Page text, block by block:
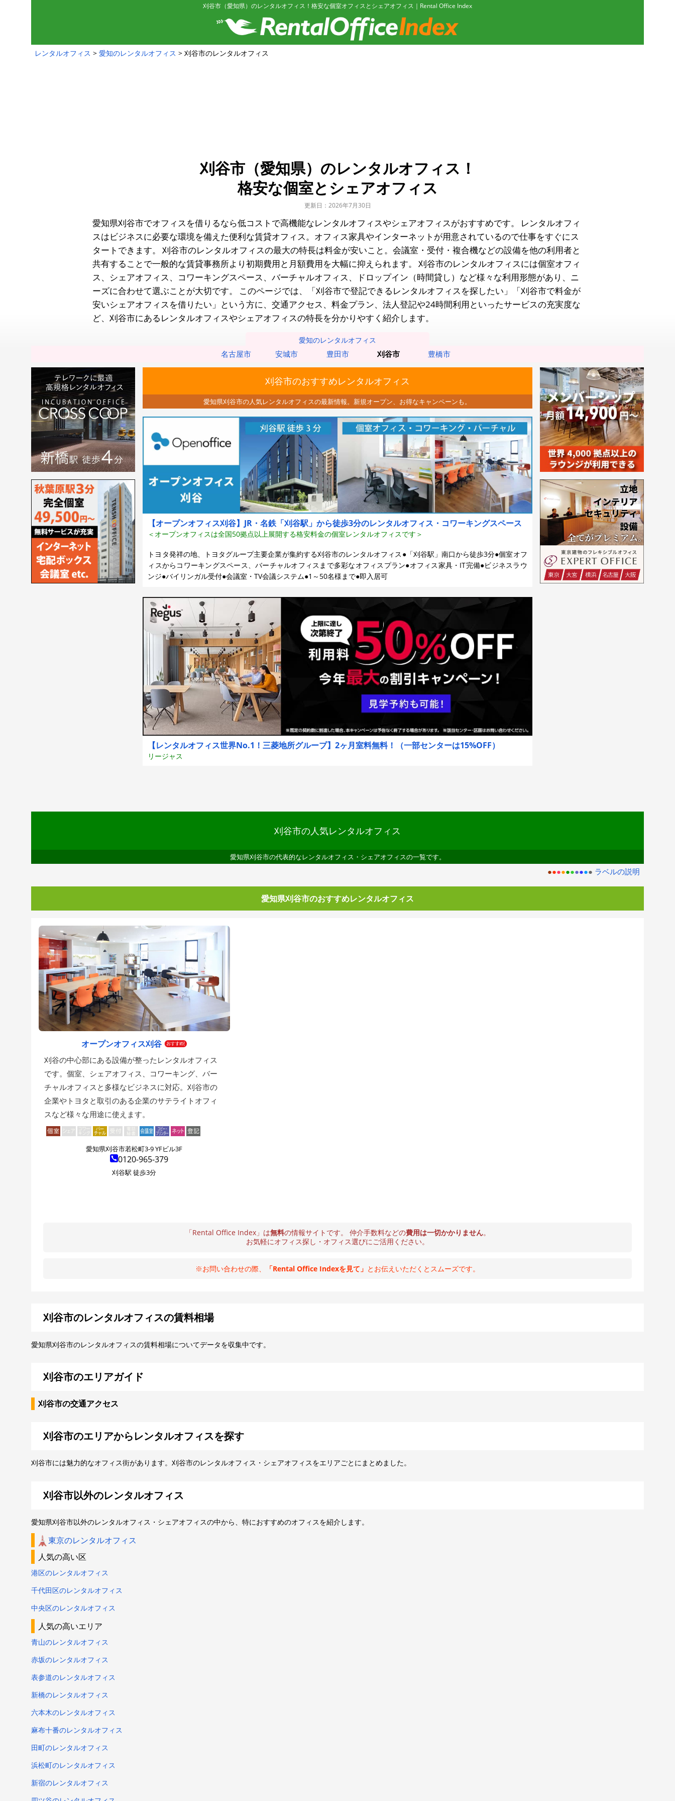
刈谷市（愛知県）のレンタルオフィス！格安な個室オフィスとシェアオフィス｜Rental Office Index
レンタルオフィス 愛知のレンタルオフィス 刈谷市のレンタルオフィス
刈谷市（愛知県）のレンタルオフィス！
格安な個室とシェアオフィス
更新日：2026年7月30日
愛知県刈谷市でオフィスを借りるなら低コストで高機能なレンタルオフィスやシェアオフィスがおすすめです。
レンタルオフィ
スはビジネスに必要な環境を備えた便利な賃貸オフィス。オフィス家具やインターネットが用意されているので仕事をすぐにス
タートできます。
刈谷市のレンタルオフィスの最大の特長は料金が安いこと。会議室・受付・複合機などの設備を他の利用者と
共有することで一般的な賃貸事務所より初期費用と月額費用を大幅に抑えられます。
刈谷市のレンタルオフィスには個室オフィ
ス、シェアオフィス、コワーキングスペース、バーチャルオフィス、ドロップイン（時間貸し）など様々な利用形態があり、ニ
ーズに合わせて選ぶことが大切です。
このページでは、「刈谷市で登記できるレンタルオフィスを探したい」「刈谷市で料金が
安いシェアオフィスを借りたい」という方に、交通アクセス、料金プラン、法人登記や24時間利用といったサービスの充実度な
ど、刈谷市にあるレンタルオフィスやシェアオフィスの特長を分かりやすく紹介します。
愛知のレンタルオフィス
名古屋市 安城市 豊田市 刈谷市 豊橋市
刈谷市のおすすめレンタルオフィス
愛知県刈谷市の人気レンタルオフィスの最新情報。 新規オープン、お得なキャンペーンも。
【オープンオフィス刈谷】JR・名鉄「刈谷駅」から徒歩3分のレンタルオフィス・コワーキングスペース
＜オープンオフィスは全国50拠点以上展開する格安料金の個室レンタルオフィスです＞
トヨタ発祥の地、トヨタグループ主要企業が集約する刈谷市のレンタルオフィス●「刈谷駅」南口から徒歩3分●個室オフ
ィスからコワーキングスペース、バーチャルオフィスまで多彩なオフィスプラン●オフィス家具・IT完備●ビジネスラウ
ンジ●バイリンガル受付●会議室・TV会議システム●1～50名様まで●即入居可
【レンタルオフィス世界No.1！三菱地所グループ】2ヶ月室料無料！（一部センターは15%OFF）
リージャス
刈谷市の人気レンタルオフィス
愛知県刈谷市の代表的なレンタルオフィス・シェアオフィスの一覧です。
●●●●●●●●●● ラベルの説明
愛知県刈谷市のおすすめレンタルオフィス
オープンオフィス刈谷
刈谷の中心部にある設備が整ったレンタルオフィス
です。個室、シェアオフィス、コワーキング、バー
チャルオフィスと多様なビジネスに対応。刈谷市の
企業やトヨタと取引のある企業のサテライトオフィ
スなど様々な用途に使えます。
愛知県刈谷市若松町3-9 YFビル3F
0120-965-379
刈谷駅 徒歩3分
「Rental Office Index」は無料の情報サイトです。 仲介手数料などの費用は一切かかりません。
お気軽にオフィス探し・オフィス選びにご活用ください。
※お問い合わせの際、 「Rental Office Indexを見て」 とお伝えいただくとスムーズです。
刈谷市のレンタルオフィスの賃料相場
愛知県刈谷市のレンタルオフィスの賃料相場についてデータを収集中です。
刈谷市のエリアガイド
刈谷市の交通アクセス
刈谷市のエリアからレンタルオフィスを探す
刈谷市には魅力的なオフィス街があります。刈谷市のレンタルオフィス・シェアオフィスをエリアごとにまとめました。
刈谷市以外のレンタルオフィス
愛知県刈谷市以外のレンタルオフィス・シェアオフィスの中から、特におすすめのオフィスを紹介します。
東京のレンタルオフィス
人気の高い区
港区のレンタルオフィス
千代田区のレンタルオフィス
中央区のレンタルオフィス
人気の高いエリア
青山のレンタルオフィス
赤坂のレンタルオフィス
表参道のレンタルオフィス
新橋のレンタルオフィス
六本木のレンタルオフィス
麻布十番のレンタルオフィス
田町のレンタルオフィス
浜松町のレンタルオフィス
新宿のレンタルオフィス